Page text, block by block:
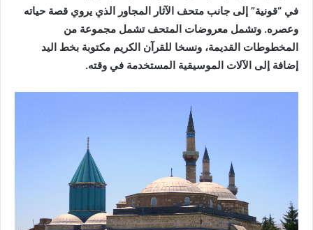
في “قونية” إلى جانب متحف الآثار المجاور الذي يروي قصة حياته
وعصره. وتشمل معروضات المتحف تشمل مجموعة من
المخطوطات القديمة، ونسخا للقرآن الكريم مكتوبة بخط اليد
إضافة إلى الآلات الموسيقية المستخدمة في وقته.